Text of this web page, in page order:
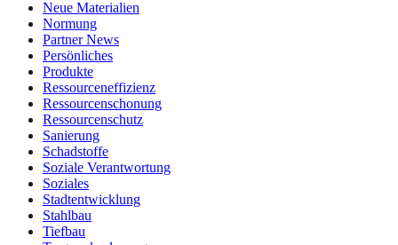
Neue Materialien
Normung
Partner News
Persönliches
Produkte
Ressourceneffizienz
Ressourcenschonung
Ressourcenschutz
Sanierung
Schadstoffe
Soziale Verantwortung
Soziales
Stadtentwicklung
Stahlbau
Tiefbau